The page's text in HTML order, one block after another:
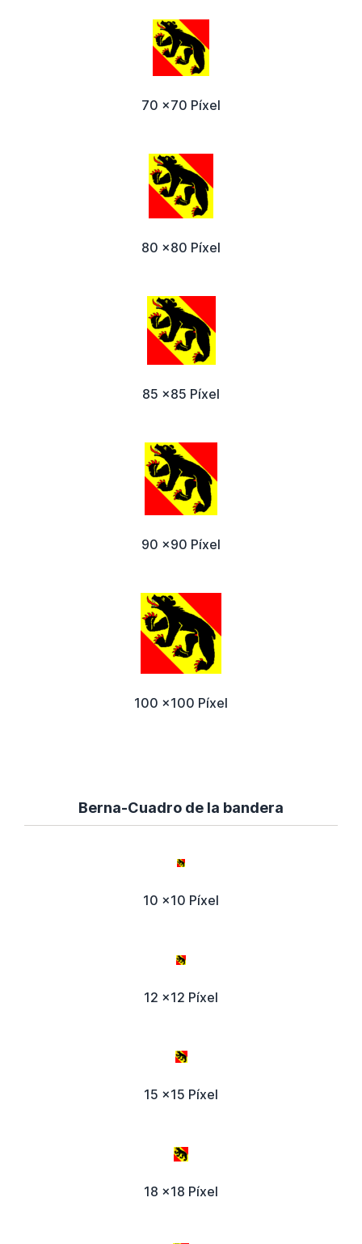
70 x70 Píxel
80 x80 Píxel
85 x85 Píxel
90 x90 Píxel
100 x100 Píxel
Berna-Cuadro de la bandera
10 x10 Píxel
12 x12 Píxel
15 x15 Píxel
18 x18 Píxel